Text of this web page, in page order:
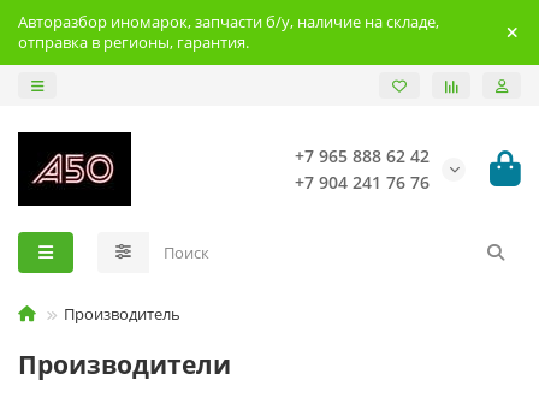
Авторазбор иномарок, запчасти б/у, наличие на складе,
отправка в регионы, гарантия.
+7 965 888 62 42
+7 904 241 76 76
Производитель
Производители